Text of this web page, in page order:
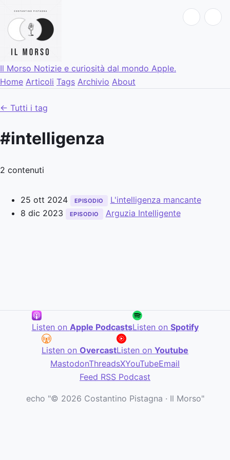
Il Morso Notizie e curiosità dal mondo Apple.
Home Articoli Tags Archivio About
← Tutti i tag
#intelligenza
2 contenuti
25 ott 2024 EPISODIO
L'intelligenza mancante
8 dic 2023
EPISODIO Arguzia Intelligente
Listen on Apple PodcastsListen on Spotify
Listen on OvercastListen on Youtube
MastodonThreadsXYouTubeEmail
Feed RSS Podcast
echo "© 2026 Costantino Pistagna · Il Morso"